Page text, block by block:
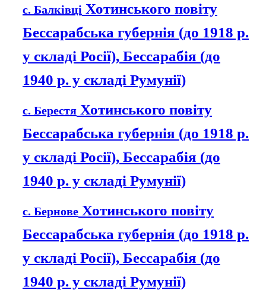
с. Балківці Хотинського повіту
Бессарабська губернія (до 1918 р.
у складі Росії), Бессарабія (до
1940 р. у складі Румунії)
с. Берестя Хотинського повіту
Бессарабська губернія (до 1918 р.
у складі Росії), Бессарабія (до
1940 р. у складі Румунії)
с. Бернове Хотинського повіту
Бессарабська губернія (до 1918 р.
у складі Росії), Бессарабія (до
1940 р. у складі Румунії)